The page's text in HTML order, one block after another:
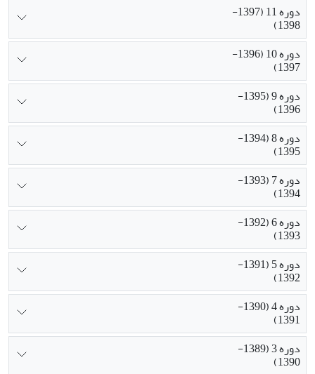
دوره 11 (1397-
1398)
دوره 10 (1396-
1397)
دوره 9 (1395-
1396)
دوره 8 (1394-
1395)
دوره 7 (1393-
1394)
دوره 6 (1392-
1393)
دوره 5 (1391-
1392)
دوره 4 (1390-
1391)
دوره 3 (1389-
1390)